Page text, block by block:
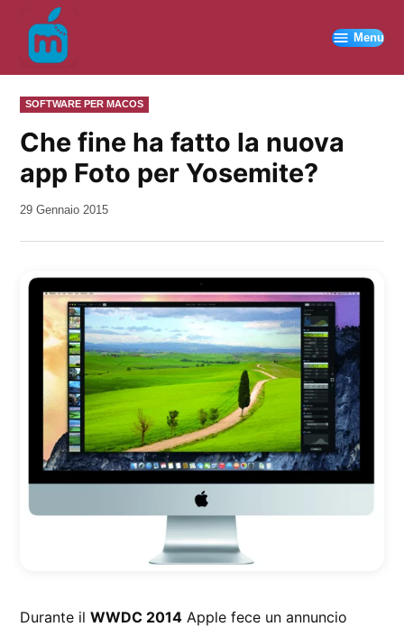
contenuto
Menu
PUBBLICATO
IN
SOFTWARE PER MACOS
Che fine ha fatto la nuova
app Foto per Yosemite?
da
29 Gennaio 2015
Durante ilWWDC 2014 Apple fece un annuncio